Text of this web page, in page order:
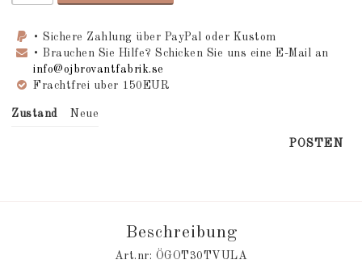
• Sichere Zahlung über PayPal oder Kustom
• Brauchen Sie Hilfe? Schicken Sie uns eine E-Mail an
info@ojbrovantfabrik.se
Frachtfrei uber 150EUR
Zustand Neue
POSTEN
Beschreibung
Art.nr: ÖGOT30TVULA